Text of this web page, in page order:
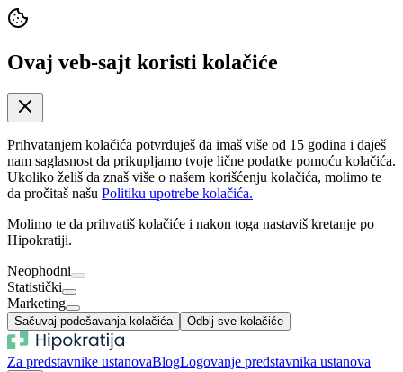
Ovaj veb-sajt koristi kolačiće
Prihvatanjem kolačića potvrđuješ da imaš više od 15 godina i daješ
nam saglasnost da prikupljamo tvoje lične podatke pomoću kolačića.
Ukoliko želiš da znaš više o našem korišćenju kolačića, molimo te
da pročitaš našu Politiku upotrebe kolačića.
Molimo te da prihvatiš kolačiće i nakon toga nastaviš kretanje po
Hipokratiji.
Neophodni
Statistički
Marketing
Sačuvaj podešavanja kolačića Odbij sve kolačiće
Za predstavnike ustanovaBlogLogovanje predstavnika ustanova